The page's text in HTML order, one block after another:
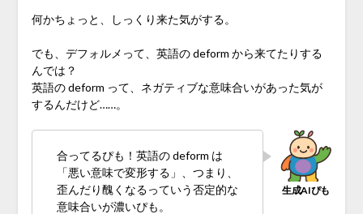
何かちょっと、しっくり来た気がする。
でも、デフォルメって、英語の deform から来てたりする
んでは？
英語の deform って、ネガティブな意味合いがあった気が
するんだけど……。
合ってるぴも！英語の deform は
「悪い意味で変形する」、つまり、
歪んだり醜くなるっていう否定的な
意味合いが濃いぴも。